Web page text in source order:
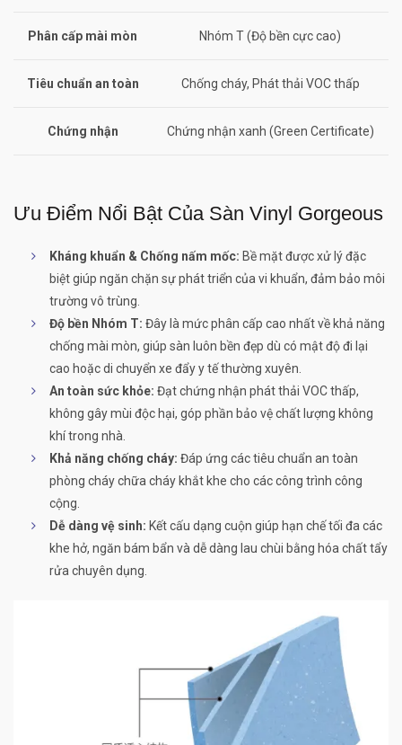
Phân cấp mài mòn Nhóm T (Độ bền cực cao)
Tiêu chuẩn an toàn Chống cháy, Phát thải VOC thấp
Chứng nhận Chứng nhận xanh (Green Certificate)
Ưu Điểm Nổi Bật Của Sàn Vinyl Gorgeous
Kháng khuẩn & Chống nấm mốc: Bề mặt được xử lý đặc
biệt giúp ngăn chặn sự phát triển của vi khuẩn, đảm bảo môi
trường vô trùng.
Độ bền Nhóm T: Đây là mức phân cấp cao nhất về khả năng
chống mài mòn, giúp sàn luôn bền đẹp dù có mật độ đi lại
cao hoặc di chuyển xe đẩy y tế thường xuyên.
An toàn sức khỏe: Đạt chứng nhận phát thải VOC thấp,
không gây mùi độc hại, góp phần bảo vệ chất lượng không
khí trong nhà.
Khả năng chống cháy: Đáp ứng các tiêu chuẩn an toàn
phòng cháy chữa cháy khắt khe cho các công trình công
cộng.
Dễ dàng vệ sinh: Kết cấu dạng cuộn giúp hạn chế tối đa các
khe hở, ngăn bám bẩn và dễ dàng lau chùi bằng hóa chất tẩy
rửa chuyên dụng.